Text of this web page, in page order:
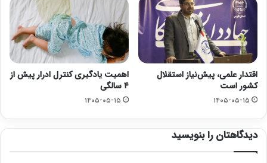
اقتدار علمی، پیش‌نیاز استقلال
کشور است
۱۴۰۵-۰۵-۱۵
اهمیت یادگیری کنترل ادرار پیش از
۴ سالگی
۱۴۰۵-۰۵-۱۵
دیدگاهتان را بنویسید